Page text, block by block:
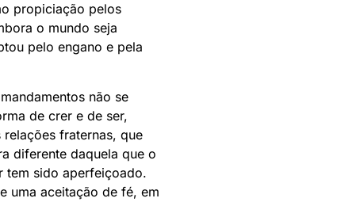
propiciação pelos
o mundo seja
pelo engano e pela
não se
de crer e de ser,
fraternas, que
diferente daquela que o
tem sido aperfeiçoado.
uma aceitação de fé, em